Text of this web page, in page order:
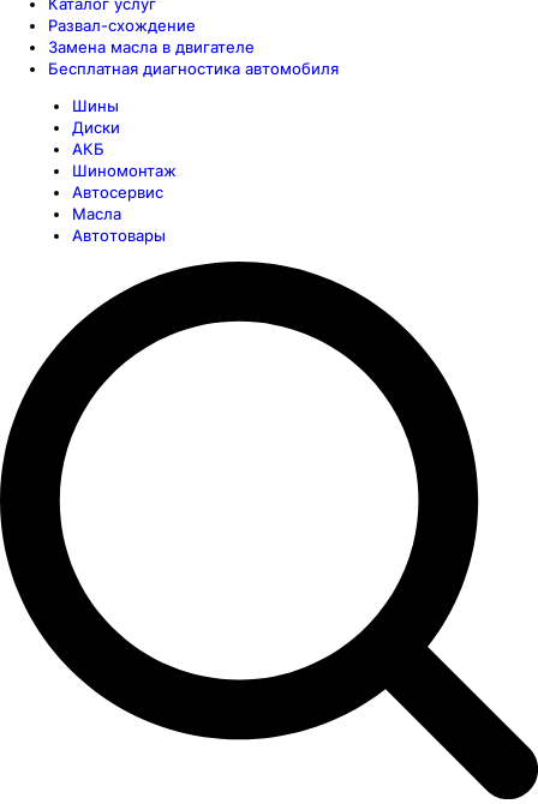
Развал-схождение
Замена масла в двигателе
Бесплатная диагностика автомобиля
Шины
Диски
АКБ
Шиномонтаж
Автосервис
Масла
Автотовары